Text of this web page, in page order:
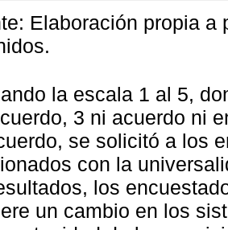
Elaboración propia
la escala 1 al 5,
3 ni acuerdo ni
se solicitó a los
con la
los
un cambio en los